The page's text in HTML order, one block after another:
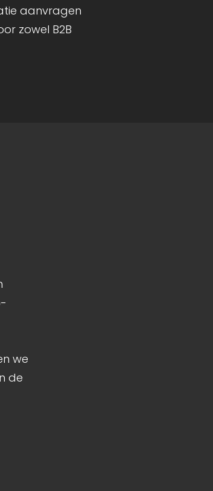
aanvragen
zowel B2B
we
de